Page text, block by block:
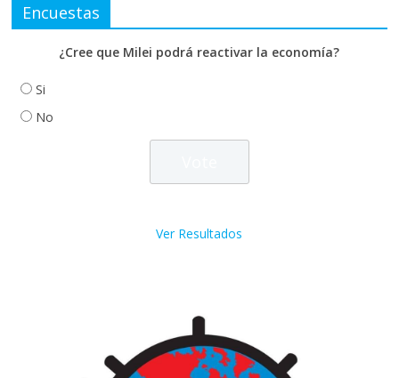
Encuestas
¿Cree que Milei podrá reactivar la economía?
Si
No
Ver Resultados